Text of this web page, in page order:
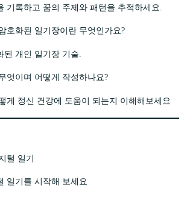
기록하고 꿈의 주제와 패턴을 추적하세요.
호화된 일기장이란 무엇인가요?
된 개인 일기장 기술.
엇이며 어떻게 작성하나요?
게 정신 건강에 도움이 되는지 이해해보세요
털 일기
일기를 시작해 보세요